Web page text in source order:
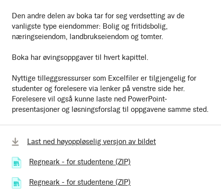
Den andre delen av boka tar for seg verdsetting av de
vanligste type eiendommer: Bolig og fritidsbolig,
næringseiendom, landbrukseiendom og tomter.
Boka har øvingsoppgaver til hvert kapittel.
Nyttige tilleggsressurser som Excelfiler er tilgjengelig for
studenter og forelesere via lenker på venstre side her.
Forelesere vil også kunne laste ned PowerPoint-
presentasjoner og løsningsforslag til oppgavene samme sted.
Last ned høyoppløselig versjon av bildet
Regneark - for studentene (ZIP)
Regneark - for studentene (ZIP)